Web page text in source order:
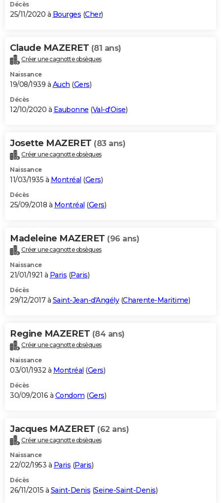
Décès
25/11/2020 à Bourges (Cher)
Claude MAZERET (81 ans)
Créer une cagnotte obsèques
Naissance
19/08/1939 à Auch (Gers)
Décès
12/10/2020 à Eaubonne (Val-d'Oise)
Josette MAZERET (83 ans)
Créer une cagnotte obsèques
Naissance
11/03/1935 à Montréal (Gers)
Décès
25/09/2018 à Montréal (Gers)
Madeleine MAZERET (96 ans)
Créer une cagnotte obsèques
Naissance
21/01/1921 à Paris (Paris)
Décès
29/12/2017 à Saint-Jean-d'Angély(Charente-Maritime)
Regine MAZERET (84 ans)
Créer une cagnotte obsèques
Naissance
03/01/1932 à Montréal (Gers)
Décès
30/09/2016 à Condom (Gers)
Jacques MAZERET (62 ans)
Créer une cagnotte obsèques
Naissance
22/02/1953 à Paris (Paris)
Décès
26/11/2015 à Saint-Denis (Seine-Saint-Denis)